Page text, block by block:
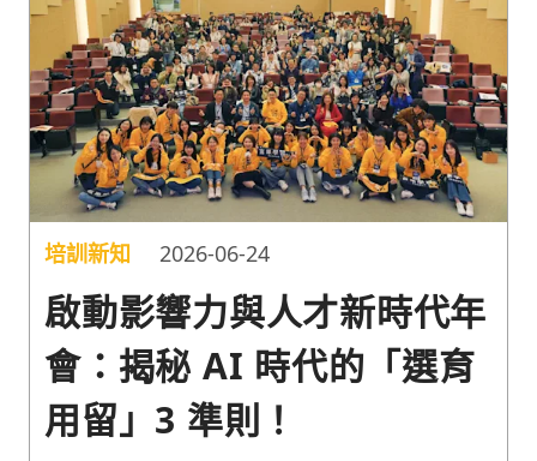
報名
文章
培訓新知 2026-06-24
啟動影響力與人才新時代年
會：揭秘 AI 時代的「選育
用留」3 準則！